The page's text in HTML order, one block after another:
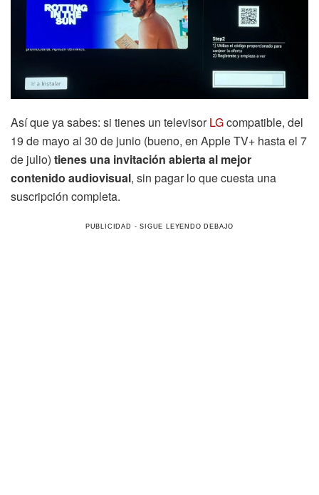
Así que ya sabes: si tienes un televisorLGcompatible, del
19 de mayo al 30 de junio (bueno, en Apple TV+ hasta el 7
de julio) tienes una invitación abierta al mejor
contenido audiovisual, sin pagar lo que cuesta una
suscripción completa.